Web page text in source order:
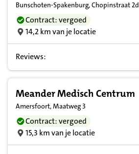
Bunschoten-Spakenburg, Chopinstraat 2d
Contract: vergoed
14,2 km van je locatie
Reviews:
Meander Medisch Centrum
Amersfoort, Maatweg 3
Contract: vergoed
15,3 km van je locatie